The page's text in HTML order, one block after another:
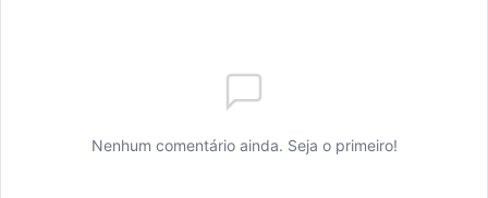
Nenhum comentário ainda. Seja o primeiro!